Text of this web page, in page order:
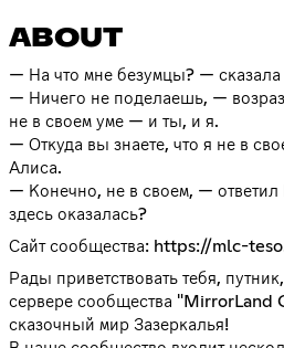
ABOUT
— На что мне безумцы? — сказала
— Ничего не поделаешь, —
не в своем уме — и ты, и я.
— Откуда вы знаете, что я не в
Алиса.
— Конечно, не в своем, —
здесь оказалась?
Сайт сообщества: https://mlc-
Рады приветствовать тебя,
сервере сообщества "MirrorLand
сказочный мир Зазеркалья!